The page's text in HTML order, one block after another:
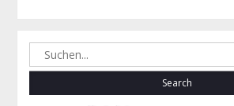
Search
for: